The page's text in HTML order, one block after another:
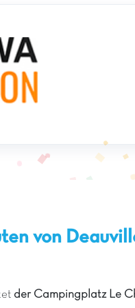
von
der Campingplatz Le